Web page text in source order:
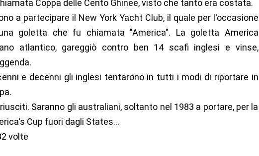
Coppa delle Cento Ghinee, visto che tanto era costata.
a partecipare il New York Yacht Club, il quale per l'occasione
goletta che fu chiamata "America". La goletta America
atlantico, gareggiò contro ben 14 scafi inglesi e vinse,
e decenni gli inglesi tentarono in tutti i modi di riportare in
Saranno gli australiani, soltanto nel 1983 a portare, per la
Cup fuori dagli States...
volte